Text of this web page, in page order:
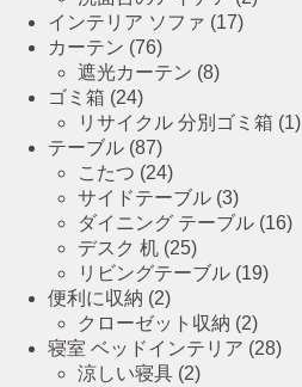
インテリア ソファ (17)
カーテン (76)
遮光カーテン (8)
ゴミ箱 (24)
リサイクル 分別ゴミ箱 (1)
テーブル (87)
こたつ (24)
サイドテーブル (3)
ダイニング テーブル (16)
デスク 机 (25)
リビングテーブル (19)
便利に収納 (2)
クローゼット収納 (2)
寝室 ベッドインテリア (28)
涼しい寝具 (2)